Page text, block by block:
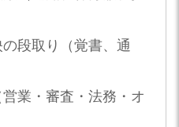
段取り（覚書、通
業・審査・法務・オ